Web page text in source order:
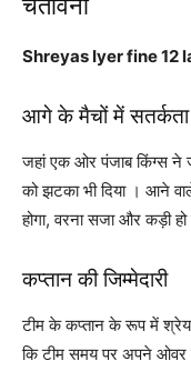
चेतावनी
Shreyas Iyer fine 12
आगे के मैचों में सतर्कता
जहां एक ओर पंजाब किंग्स ने
को झटका भी दिया । आने
होगा, वरना सजा और कड़ी
कप्तान की जिम्मेदारी
टीम के कप्तान के रूप में
कि टीम समय पर अपने